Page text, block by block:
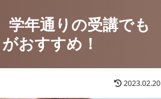
年通りの受講でも
おすすめ！
2023.02.20